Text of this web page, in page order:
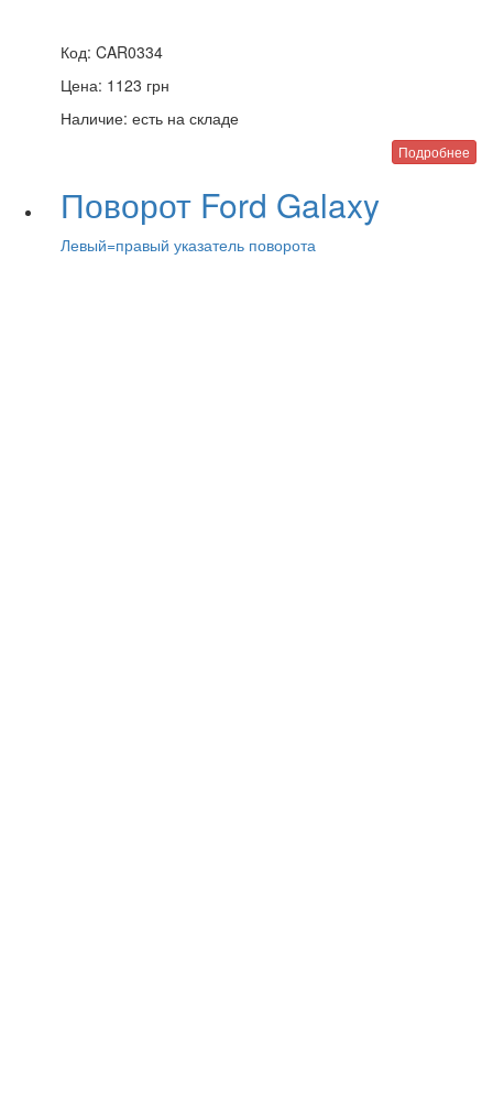
Код: CAR0334
Цена: 1123 грн
Наличие: есть на складе
Подробнее
Поворот Ford Galaxy
Левый=правый указатель поворота